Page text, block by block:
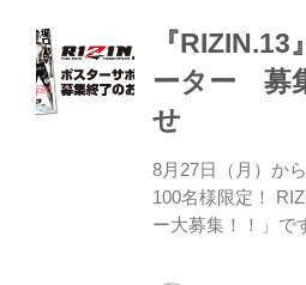
その他の店舗・
WORST 月島花』
協力いただける方
確認いただき、ご
お申込みは9月15
に！ この...
『
ーター 募
せ
8月27日（月）か
100名様限定！
ー大募集！！」で
したので募集を締